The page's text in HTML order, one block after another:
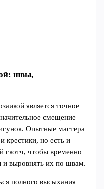
швы,
является точное
смещение
Опытные мастера
крестики, но есть и
скотч, чтобы временно
и выровнять их по швам.
полного высыхания